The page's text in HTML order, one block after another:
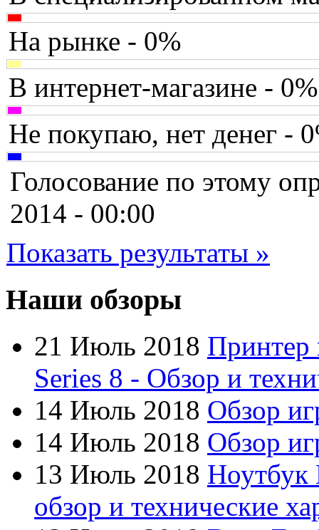
Brava
Canyon
Cbr
Chicony
Codegen
Cooler master
Cube
Cyborg
Datex
Dell(49)
Dex
Everest
Firtech
Flyper
Foxconn
На рынке - 0%
В интернет-магазине - 0%
Не покупаю, нет денег -
Голосование по этому
2014 - 00:00
Показать результаты »
Наши обзоры
21 Июль 2018 Принтер
Series 8 - Обзор и
14 Июль 2018 Обзор
14 Июль 2018 Обзор
13 Июль 2018 Ноутбук
обзор и технические